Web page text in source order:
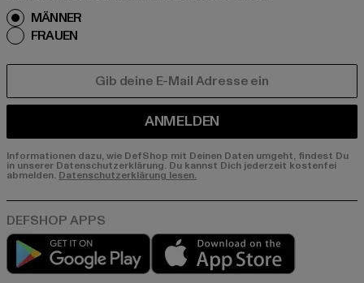
MÄNNER
FRAUEN
ANMELDEN
Informationen dazu, wie DefShop mit Deinen Daten umgeht, findest Du
in unserer Datenschutzerklärung. Du kannst Dich jederzeit kostenfei
abmelden. Datenschutzerklärung lesen.
Play market